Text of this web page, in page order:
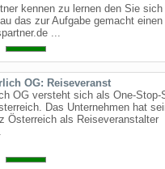
kennen zu lernen den Sie
das zur Aufgabe gemacht einen
...
OG: Reiseveranst
OG versteht sich als One-Stop-
Das Unternehmen hat
Österreich als Reiseveranstalter